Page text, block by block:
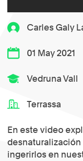
Carles Galy
01 May 2021
Vedruna Vall
Terrassa
En este video
ingerirlos en